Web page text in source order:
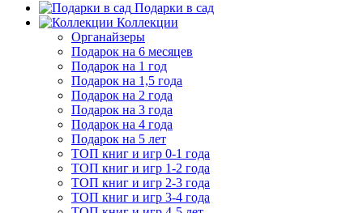
Подарки в сад
Коллекции
Органайзеры
Подарок на 6 месяцев
Подарок на 1 год
Подарок на 1,5 года
Подарок на 2 года
Подарок на 3 года
Подарок на 4 года
Подарок на 5 лет
ТОП книг и игр 0-1 года
ТОП книг и игр 1-2 года
ТОП книг и игр 2-3 года
ТОП книг и игр 3-4 года